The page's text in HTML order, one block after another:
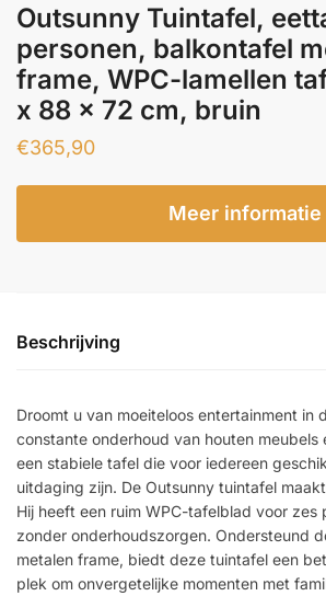
Outsunny Tuintafel,
personen, balkontafel
frame, WPC-lamellen
x 88 x 72 cm, bruin
€365,90
Meer informatie
Beschrijving
Droomt u van moeiteloos entertainment in
constante onderhoud van houten meubels
een stabiele tafel die voor iedereen
uitdaging zijn. De Outsunny tuintafel
Hij heeft een ruim WPC-tafelblad voor zes
zonder onderhoudszorgen. Ondersteund
metalen frame, biedt deze tuintafel een
plek om onvergetelijke momenten met